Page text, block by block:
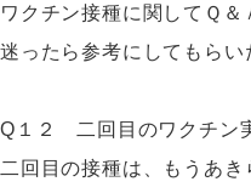
ワクチン接種に関してＱ
迷ったら参考にしてもら
Q１２ 二回目のワクチン
二回目の接種は、もうあき